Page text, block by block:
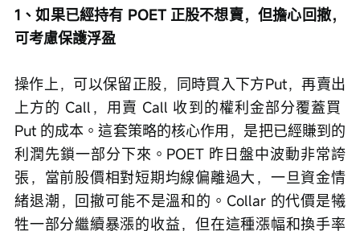
1、如果已經持有 POET 正股不想賣，但擔心回撤，
可考慮保護浮盈
操作上，可以保留正股，同時買入下方Put，再賣出
上方的 Call，用賣 Call 收到的權利金部分覆蓋買
Put 的成本。這套策略的核心作用，是把已經賺到的
利潤先鎖一部分下來。POET 昨日盤中波動非常誇
張，當前股價相對短期均線偏離過大，一旦資金情
緒退潮，回撤可能不是溫和的。Collar 的代價是犧
牲一部分繼續暴漲的收益，但在這種漲幅和換手率